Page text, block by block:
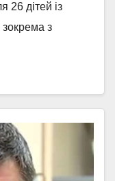
26 дітей із
зокрема з